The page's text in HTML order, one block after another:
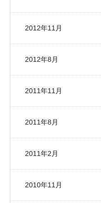
2012年11月
2012年8月
2011年11月
2011年8月
2011年2月
2010年11月